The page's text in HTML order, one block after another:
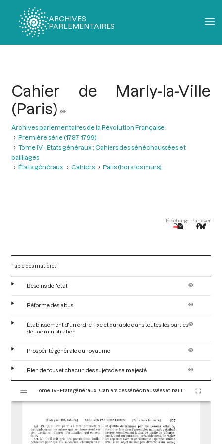
ARCHIVES
PARLEMENTAIRES
Cahier de Marly-la-Ville
(Paris)
Archives parlementaires de la Révolution Française
Première série (1787-1799)
Tome IV - Etats généraux ; Cahiers des sénéchaussées et
bailliages
États généraux
Cahiers Paris (hors les murs)
TéléchargerPartager
Table des matières
Besoins de l'état
Réforme des abus
Établissement d'un ordre fixe et durable dans toutes les parties
de l'administration
Prospérité générale du royaume
Bien de tous et chacun des sujets de sa majesté
s